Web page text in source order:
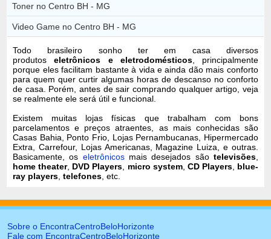
Toner no Centro BH - MG
Video Game no Centro BH - MG
Todo brasileiro sonho ter em casa diversos
produtoseletrônicos e eletrodomésticos, principalmente
porque eles facilitam bastante à vida e ainda dão mais conforto
para quem quer curtir algumas horas de descanso no conforto
de casa. Porém, antes de sair comprando qualquer artigo, veja
se realmente ele será útil e funcional.
Existem muitas lojas físicas que trabalham com bons
parcelamentos e preços atraentes, as mais conhecidas são
Casas Bahia, Ponto Frio, Lojas Pernambucanas, Hipermercado
Extra, Carrefour, Lojas Americanas, Magazine Luiza, e outras.
Basicamente, os eletrônicosmais desejados são televisões,
home theater, DVD Players micro system, CD Players, blue-
ray players ,telefones , etc.
Sobre o EncontraCentroBeloHorizonte
Fale com EncontraCentroBeloHorizonte